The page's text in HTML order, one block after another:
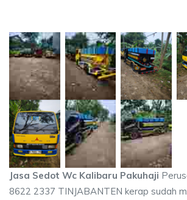
Jasa Sedot Wc Kalibaru Pakuhaji
8622 2337 TINJABANTEN kerap sudah